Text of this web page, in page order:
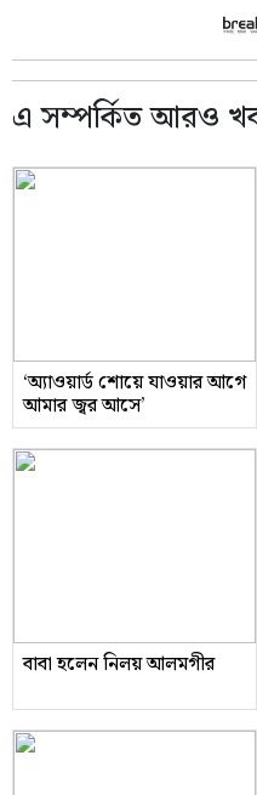
এ সম্পর্কিত আরও
‘অ্যাওয়ার্ড শোয়ে যাওয়ার আগে
আমার জ্বর আসে’
বাবা হলেন নিলয় আলমগীর